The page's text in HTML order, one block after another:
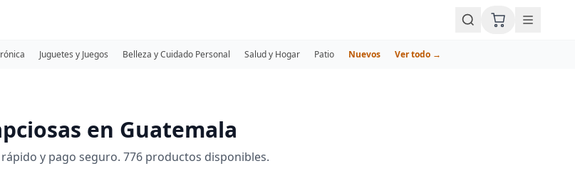
Juguetes y Juegos Belleza y Cuidado Personal Salud y Hogar Patio Nuevos Ver todo →
en Guatemala
y pago seguro. 776 productos disponibles.